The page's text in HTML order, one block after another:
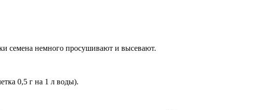
семена немного просушивают и высевают.
0,5 г на 1 л воды).